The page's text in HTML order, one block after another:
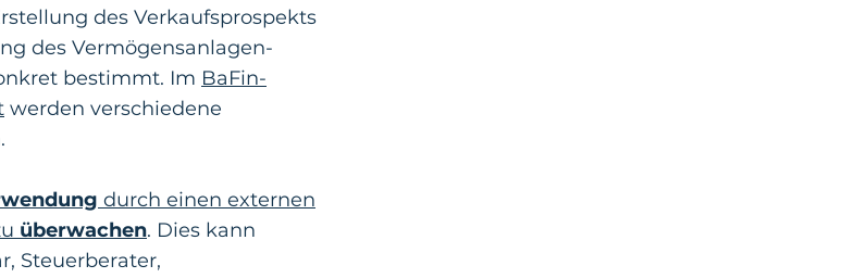
des Verkaufsprospekts
des Vermögensanlagen-
bestimmt. Im BaFin-
werden verschiedene
durch einen externen
überwachen. Dies kann
Steuerberater,